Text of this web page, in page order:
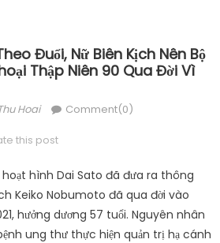
Đuổi, Nữ Biên Kịch Nên Bộ
Thập Niên 90 Qua Đời Vì
Hoai Comment(0)
this post
hình Dai Sato đã đưa ra thông
Keiko Nobumoto đã qua đời vào
hưởng dương 57 tuổi. Nguyên nhân
ung thư thực hiện quản trị hạ cánh